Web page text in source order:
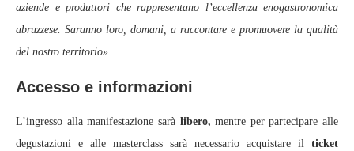
aziende e produttori che rappresentano l’eccellenza enogastronomica
abruzzese. Saranno loro, domani, a raccontare e promuovere la qualità
del nostro territorio».
Accesso e informazioni
L’ingresso alla manifestazione sarà libero, mentre per partecipare alle
degustazioni e alle masterclass sarà necessario acquistare il ticket